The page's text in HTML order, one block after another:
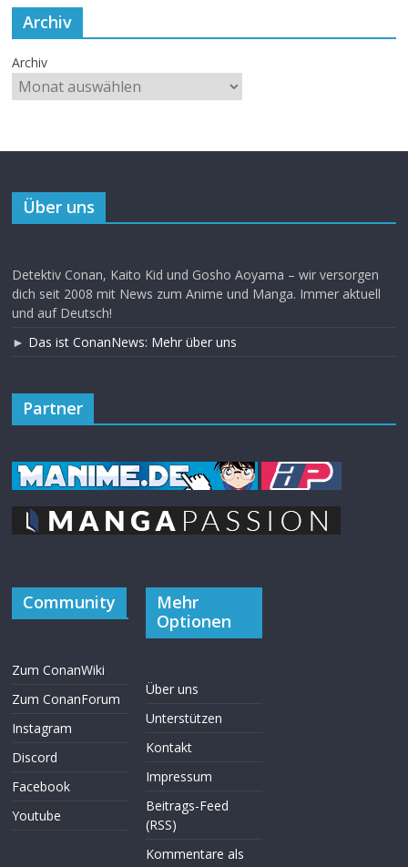
Archiv
Archiv
Über uns
Detektiv Conan, Kaito Kid und Gosho Aoyama – wir versorgen
dich seit 2008 mit News zum Anime und Manga. Immer aktuell
und auf Deutsch!
► Das ist ConanNews: Mehr über uns
Partner
Community
Zum ConanWiki
Zum ConanForum
Instagram
Discord
Facebook
Youtube
Mehr
Optionen
Über uns
Unterstützen
Kontakt
Impressum
Beitrags-Feed
(RSS)
Kommentare als